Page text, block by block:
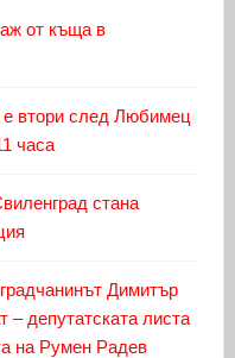
от къща в
е втори след Любимец
часа
стана
Димитър
– депутатската листа
на Румен Радев